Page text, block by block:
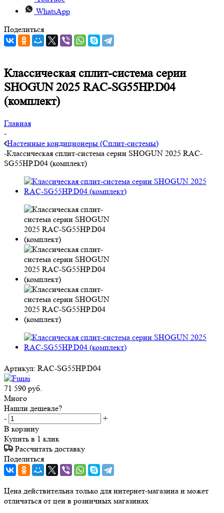
WhatsApp
Поделиться
Классическая сплит-система серии
SHOGUN 2025 RAC-SG55HP.D04
(комплект)
Главная
-
Настенные кондиционеры (Сплит-системы)
-Классическая сплит-система серии SHOGUN 2025 RAC-
SG55HP.D04 (комплект)
Артикул: RAC-SG55HP.D04
71 590 руб.
Много
Нашли дешевле?
-
+
В корзину
Купить в 1 клик
Рассчитать доставку
Поделиться
Цена действительна только для интернет-магазина и может
отличаться от цен в розничных магазинах